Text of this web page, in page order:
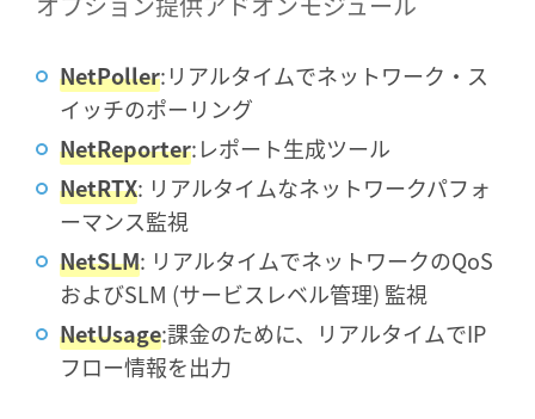
NetPoller:リアルタイムでネットワーク・ス
イッチのポーリング
NetReporter:レポート生成ツール
NetRTX: リアルタイムなネットワークパフォ
ーマンス監視
NetSLM: リアルタイムでネットワークのQoS
およびSLM (サービスレベル管理) 監視
NetUsage:課金のために、リアルタイムでIP
フロー情報を出力